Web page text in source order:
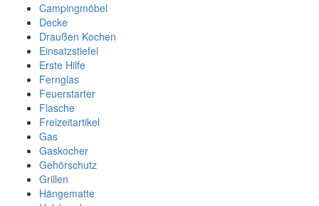
Campingmöbel
Decke
Draußen Kochen
Einsatzstiefel
Erste Hilfe
Fernglas
Feuerstarter
Flasche
Freizeitartikel
Gas
Gaskocher
Gehörschutz
Grillen
Hängematte